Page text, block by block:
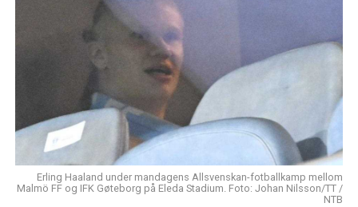
Erling Haaland under mandagens Allsvenskan-fotballkamp mellom
Malmö FF og IFK Gøteborg på Eleda Stadium. Foto: Johan Nilsson/TT /
NTB